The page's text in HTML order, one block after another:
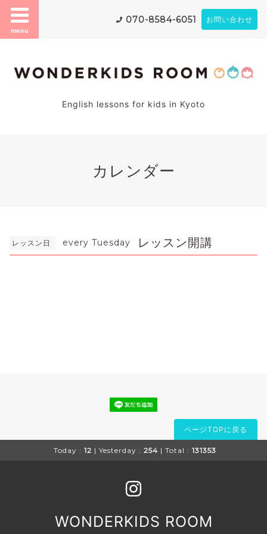
menu
070-8584-6051 お問い合わせ
English lessons for kids in Kyoto
カレンダー
レッスン日 every Tuesday レッスン開講
ページTOPに戻る
Today : 12 | Yesterday : 254 | Total : 131353
WONDERKIDS ROOM